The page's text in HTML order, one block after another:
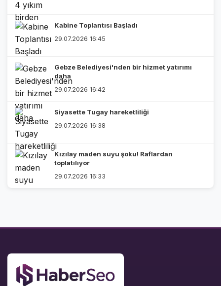
Kabine Toplantısı Başladı
29.07.2026 16:45
Gebze Belediyesi'nden bir hizmet yatırımı
daha
29.07.2026 16:42
Siyasette Tugay hareketliliği
29.07.2026 16:38
Kızılay maden suyu şoku! Raflardan
toplatılıyor
29.07.2026 16:33